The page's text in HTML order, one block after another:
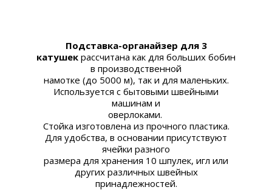
Подставка-органайзер для 3
катушек рассчитана как для больших бобин
в производственной
намотке (до 5000 м), так и для маленьких.
Используется с бытовыми швейными
машинам и
оверлоками.
Стойка изготовлена из прочного пластика.
Для удобства, в основании присутствуют
ячейки разного
размера для хранения 10 шпулек, игл или
других различных швейных
принадлежностей.